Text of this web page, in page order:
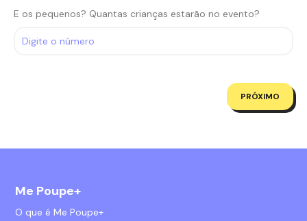
E os pequenos? Quantas crianças estarão no evento?
PRÓXIMO
Me Poupe+
O que é Me Poupe+